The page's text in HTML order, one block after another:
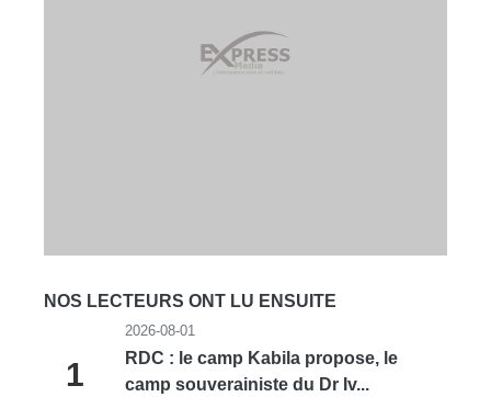
NOS LECTEURS ONT LU ENSUITE
1
2026-08-01
RDC : le camp Kabila propose, le
camp souverainiste du Dr Iv...